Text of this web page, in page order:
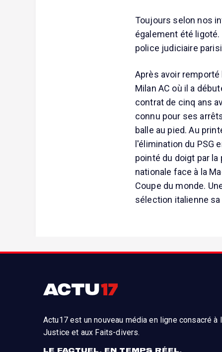
Toujours selon nos
également été ligoté.
police judiciaire
Après avoir
Milan AC où il a
contrat de cinq ans
connu pour ses
balle au pied. Au
l'élimination du PSG
pointé du doigt par
nationale face à la
Coupe du monde.
sélection italienne sa
Actu17 est un nouveau média en ligne consacré
Justice et aux Faits-divers.
LE FACTUEL, EN TEMPS RÉEL.